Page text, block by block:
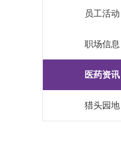
员工活动
职场信息
医药资讯
猎头园地